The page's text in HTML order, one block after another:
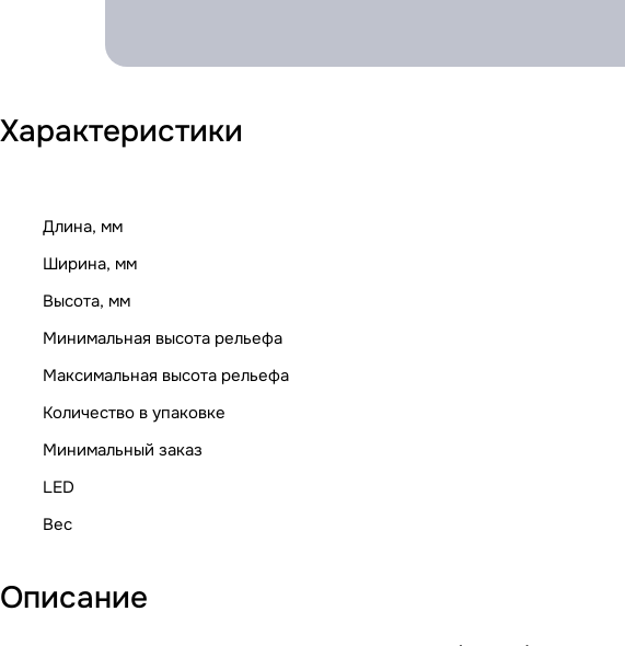
Характеристики
Длина, мм
Ширина, мм
Высота, мм
Минимальная высота рельефа
Максимальная высота рельефа
Количество в упаковке
Минимальный заказ
LED
Вес
Описание